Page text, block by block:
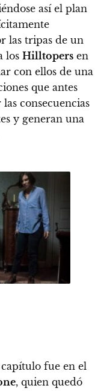
así el plan
las tripas de un
los Hilltopers en
con ellos de una
que antes
consecuencias
y generan una
fue en el
, quien quedó